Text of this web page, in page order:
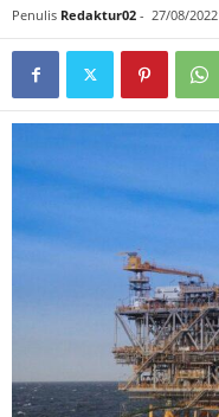
Penulis Redaktur02 - 27/08/2022